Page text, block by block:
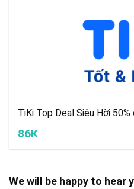
TiKi Top Deal Siêu Hời 50%
86K
We will be happy to hear